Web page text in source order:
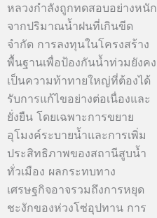
หลวงกำลังถูกทดสอบอย่างหนัก
จากปริมาณน้ำฝนที่เกินขีด
จำกัด การลงทุนในโครงสร้าง
พื้นฐานเพื่อป้องกันน้ำท่วมยังคง
เป็นความท้าทายใหญ่ที่ต้องได้
รับการแก้ไขอย่างต่อเนื่องและ
ยั่งยืน โดยเฉพาะการขยาย
อุโมงค์ระบายน้ำและการเพิ่ม
ประสิทธิภาพของสถานีสูบน้ำ
ทั่วเมือง ผลกระทบทาง
เศรษฐกิจอาจรวมถึงการหยุด
ชะงักของห่วงโซ่อุปทาน การ